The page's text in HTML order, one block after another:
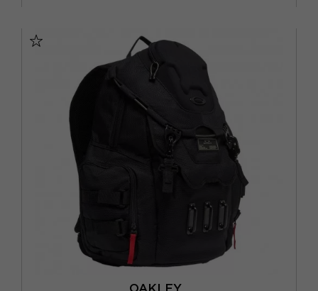
OAKLEY